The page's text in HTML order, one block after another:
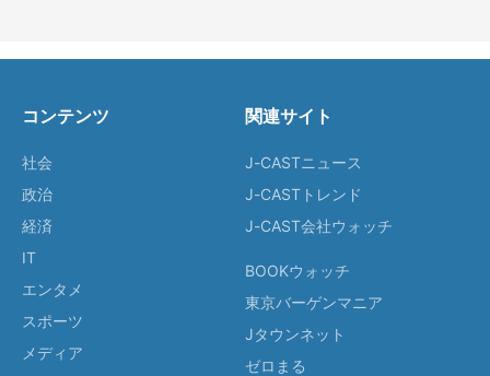
コンテンツ
社会
政治
経済
IT
エンタメ
スポーツ
メディア
関連サイト
J-CASTニュース
J-CASTトレンド
J-CAST会社ウォッチ
BOOKウォッチ
東京バーゲンマニア
Jタウンネット
ゼロまる